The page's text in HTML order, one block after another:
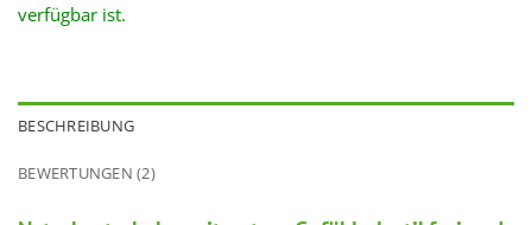
verfügbar ist.
BESCHREIBUNG
BEWERTUNGEN (2)